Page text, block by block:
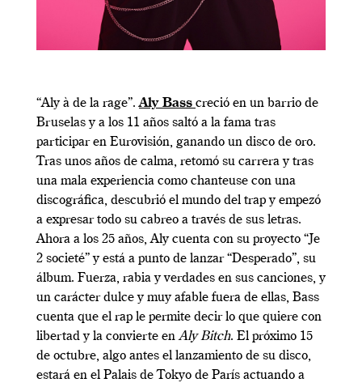
“Aly à de la rage”.Aly Bass creció en un barrio de
Bruselas y a los 11 años saltó a la fama tras
participar en Eurovisión, ganando un disco de oro.
Tras unos años de calma, retomó su carrera y tras
una mala experiencia como chanteuse con una
discográfica, descubrió el mundo del trap y empezó
a expresar todo su cabreo a través de sus letras.
Ahora a los 25 años, Aly cuenta con su proyecto “Je
2 societé” y está a punto de lanzar “Desperado”, su
álbum. Fuerza, rabia y verdades en sus canciones, y
un carácter dulce y muy afable fuera de ellas, Bass
cuenta que el rap le permite decir lo que quiere con
libertad y la convierte enAly Bitch. El próximo 15
de octubre, algo antes el lanzamiento de su disco,
estará en el Palais de Tokyo de París actuando a